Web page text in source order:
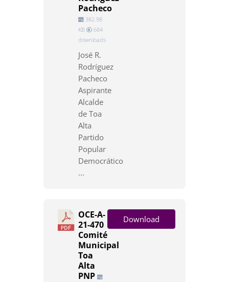
Pacheco
382.98
KB
684
downloads
José R.
Rodríguez
Pacheco
Aspirante
Alcalde
de Toa
Alta
Partido
Popular
Democrático
...
OCE-A-
21-470
Comité
Municipal
Toa
Alta
PNP
Download